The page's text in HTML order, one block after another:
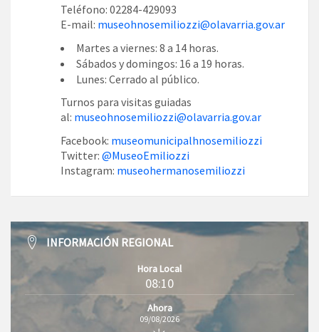
Teléfono: 02284-429093
E-mail: museohnosemiliozzi@olavarria.gov.ar
Martes a viernes: 8 a 14 horas.
Sábados y domingos: 16 a 19 horas.
Lunes: Cerrado al público.
Turnos para visitas guiadas
al: museohnosemiliozzi@olavarria.gov.ar
Facebook: museomunicipalhnosemiliozzi
Twitter: @MuseoEmiliozzi
Instagram: museohermanosemiliozzi
INFORMACIÓN REGIONAL
Hora Local
08:10
Ahora
09/08/2026